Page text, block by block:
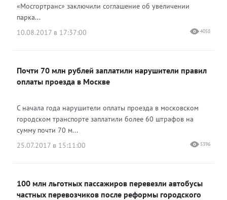
«Мосгортранс» заключили соглашение об увеличении
парка...
10.08.2017 в 17:37:00
4058
Почти 70 млн рублей заплатили нарушители правил
оплаты проезда в Москве
С начала года нарушители оплаты проезда в московском
городском транспорте заплатили более 60 штрафов на
сумму почти 70 м...
25.07.2017 в 15:11:00
5396
100 млн льготных пассажиров перевезли автобусы
частных перевозчиков после реформы городского